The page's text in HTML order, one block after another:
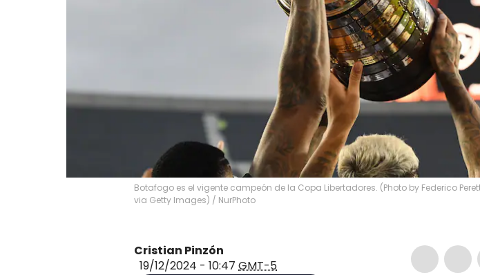
Botafogo es el vigente campeón de la Copa Libertadores. (Photo by Federico
via Getty Images) / NurPhoto
Cristian Pinzón
19/12/2024 - 10:47 GMT-5